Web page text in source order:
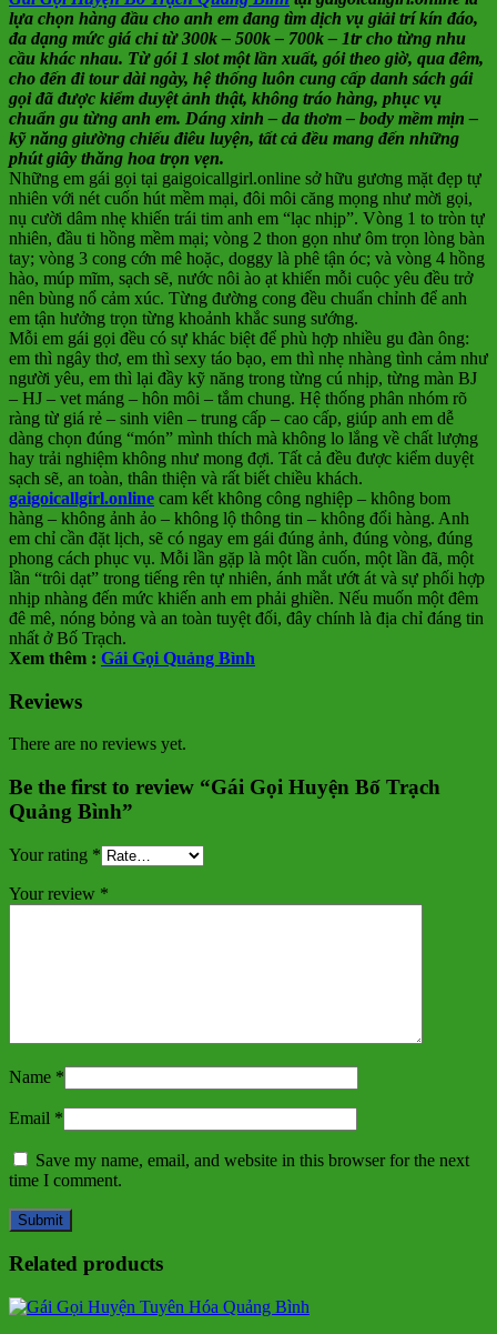
lựa chọn hàng đầu cho anh em đang tìm dịch vụ giải trí kín đáo,
đa dạng mức giá chỉ từ 300k – 500k – 700k – 1tr cho từng nhu
cầu khác nhau. Từ gói 1 slot một lần xuất, gói theo giờ, qua đêm,
cho đến đi tour dài ngày, hệ thống luôn cung cấp danh sách gái
gọi đã được kiểm duyệt ảnh thật, không tráo hàng, phục vụ
chuẩn gu từng anh em. Dáng xinh – da thơm – body mềm mịn –
kỹ năng giường chiếu điêu luyện, tất cả đều mang đến những
phút giây thăng hoa trọn vẹn.
Những em gái gọi tại gaigoicallgirl.online sở hữu gương mặt đẹp tự
nhiên với nét cuốn hút mềm mại, đôi môi căng mọng như mời gọi,
nụ cười dâm nhẹ khiến trái tim anh em “lạc nhịp”. Vòng 1 to tròn tự
nhiên, đầu ti hồng mềm mại; vòng 2 thon gọn như ôm trọn lòng bàn
tay; vòng 3 cong cớn mê hoặc, doggy là phê tận óc; và vòng 4 hồng
hào, múp mĩm, sạch sẽ, nước nôi ào ạt khiến mỗi cuộc yêu đều trở
nên bùng nổ cảm xúc. Từng đường cong đều chuẩn chỉnh để anh
em tận hưởng trọn từng khoảnh khắc sung sướng.
Mỗi em gái gọi đều có sự khác biệt để phù hợp nhiều gu đàn ông:
em thì ngây thơ, em thì sexy táo bạo, em thì nhẹ nhàng tình cảm như
người yêu, em thì lại đầy kỹ năng trong từng cú nhịp, từng màn BJ
– HJ – vet máng – hôn môi – tắm chung. Hệ thống phân nhóm rõ
ràng từ giá rẻ – sinh viên – trung cấp – cao cấp, giúp anh em dễ
dàng chọn đúng “món” mình thích mà không lo lắng về chất lượng
hay trải nghiệm không như mong đợi. Tất cả đều được kiểm duyệt
sạch sẽ, an toàn, thân thiện và rất biết chiều khách.
gaigoicallgirl.online cam kết không công nghiệp – không bom
hàng – không ảnh ảo – không lộ thông tin – không đổi hàng. Anh
em chỉ cần đặt lịch, sẽ có ngay em gái đúng ảnh, đúng vòng, đúng
phong cách phục vụ. Mỗi lần gặp là một lần cuốn, một lần đã, một
lần “trôi dạt” trong tiếng rên tự nhiên, ánh mắt ướt át và sự phối hợp
nhịp nhàng đến mức khiến anh em phải ghiền. Nếu muốn một đêm
đê mê, nóng bỏng và an toàn tuyệt đối, đây chính là địa chỉ đáng tin
nhất ở Bố Trạch.
Xem thêm : Gái Gọi Quảng Bình
Reviews
There are no reviews yet.
Be the first to review “Gái Gọi Huyện Bố Trạch
Quảng Bình”
Your rating *
Your review *
Name *
Email *
Save my name, email, and website in this browser for the next
time I comment.
Related products